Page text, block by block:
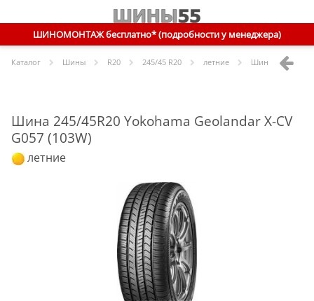
ШИНОМОНТАЖ бесплатно* (подробности у менеджера)
Каталог Шины R20 245/45 R20 летние Шины Yokohama
Шина 245/45R20 Yokohama Geolandar X-CV
G057 (103W)
летние